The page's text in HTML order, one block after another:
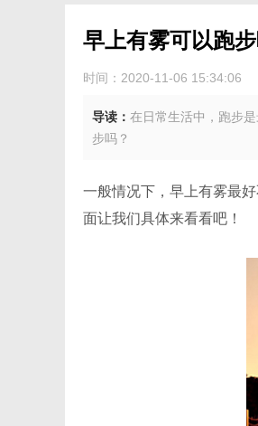
早上有雾可以跑
时间：2020-11-06 15:34:06
导读： 在日常生活中，跑步
步吗？
一般情况下，早上有雾最
面让我们具体来看看吧！